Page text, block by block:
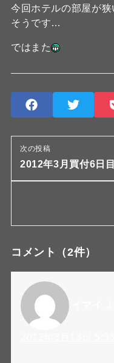
今回ホテルの部屋が
そうです…
ではまた
次の投稿
2012年3月買付6日目
コメント （2件）